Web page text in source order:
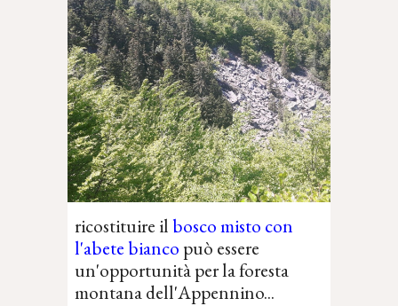
ricostituire il bosco misto con
l'abete bianco può essere
un'opportunità per la foresta
montana dell'Appennino...